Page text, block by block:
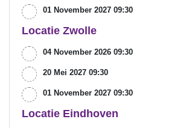
01 November 2027 09:30
Locatie Zwolle
04 November 2026 09:30
20 Mei 2027 09:30
01 November 2027 09:30
Locatie Eindhoven